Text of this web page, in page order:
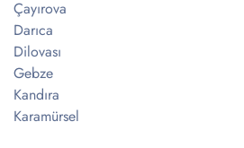
Çayırova
Darıca
Dilovası
Gebze
Kandıra
Karamürsel